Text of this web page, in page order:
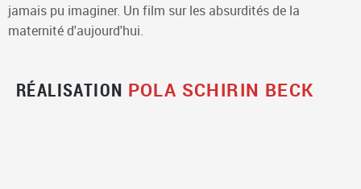
jamais pu imaginer. Un film sur les absurdités de la
maternité d'aujourd'hui.
RÉALISATION POLA SCHIRIN BECK